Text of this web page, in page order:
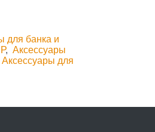
для банка и
,Аксессуары
Аксессуары для